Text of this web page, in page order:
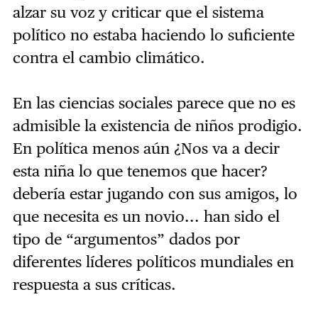
alzar su voz y criticar que el sistema
político no estaba haciendo lo suficiente
contra el cambio climático.
En las ciencias sociales parece que no es
admisible la existencia de niños prodigio.
En política menos aún ¿Nos va a decir
esta niña lo que tenemos que hacer?
debería estar jugando con sus amigos, lo
que necesita es un novio... han sido el
tipo de “argumentos” dados por
diferentes líderes políticos mundiales en
respuesta a sus críticas.